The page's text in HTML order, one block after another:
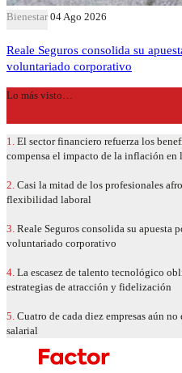
Bienestar 04 Ago 2026
Reale Seguros consolida su
voluntariado corporativo
Lo más visto…
1. El sector financiero refuerza los
compensa el impacto de la inflación en
2. Casi la mitad de los profesionales
flexibilidad laboral
3. Reale Seguros consolida su apuesta
voluntariado corporativo
4. La escasez de talento tecnológico
estrategias de atracción y fidelización
5. Cuatro de cada diez empresas aún
salarial